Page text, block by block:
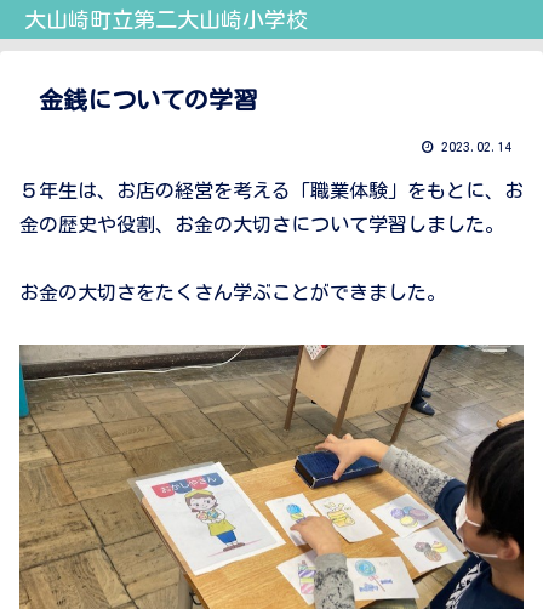
大山崎町立第二大山崎小学校
金銭についての学習
2023.02.14
５年生は、お店の経営を考える「職業体験」をもとに、お
金の歴史や役割、お金の大切さについて学習しました。
お金の大切さをたくさん学ぶことができました。